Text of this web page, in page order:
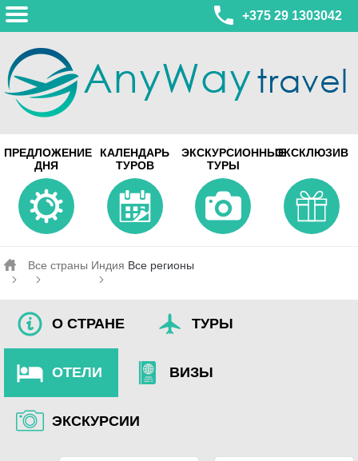
+375 29 1303042
ул. Леонида Беды, 45-547
смотреть на карте
МИНСК
Турагентство Coral Travel
ул. Притыцкого 156/1 пом.37
ул. Скрыганова 4б пом.487
ПРЕДЛОЖЕНИЕ
ДНЯ
КАЛЕНДАРЬ
ТУРОВ
ЭКСКУРСИОННЫЕ
ТУРЫ
ЭКСКЛЮЗИВ
Все страны Индия Все регионы
О СТРАНЕ ТУРЫ
ОТЕЛИ ВИЗЫ
ЭКСКУРСИИ